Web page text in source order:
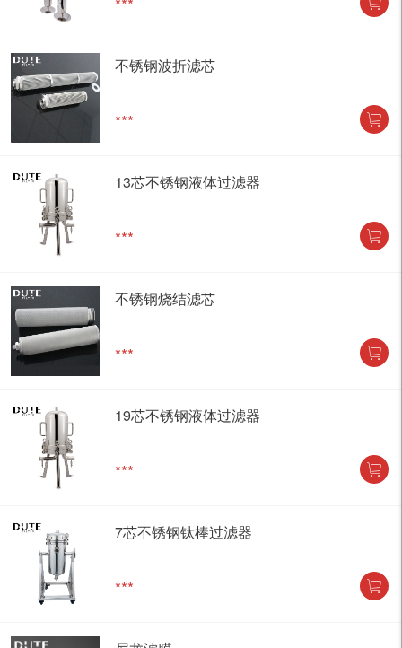
不锈钢波折滤芯
***
13芯不锈钢液体过滤器
***
不锈钢烧结滤芯
***
19芯不锈钢液体过滤器
***
7芯不锈钢钛棒过滤器
***